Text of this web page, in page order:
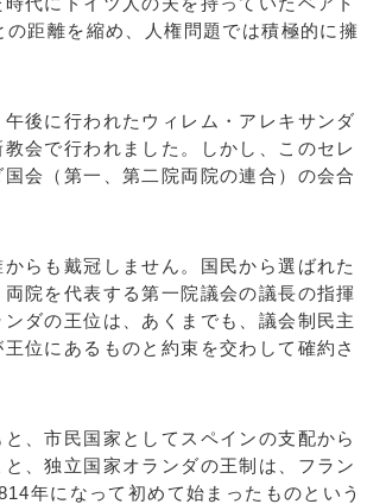
距離を縮め、人権問題では積極的に擁
後に行われたウィレム・アレキサンダ
会で行われました。しかし、このセレ
会（第一、第二院両院の連合）の会合
らも戴冠しません。国民から選ばれた
院を代表する第一院議会の議長の指揮
ダの王位は、あくまでも、議会制民主
位にあるものと約束を交わして確約さ
、市民国家としてスペインの支配から
、独立国家オランダの王制は、フラン
年になって初めて始まったものという